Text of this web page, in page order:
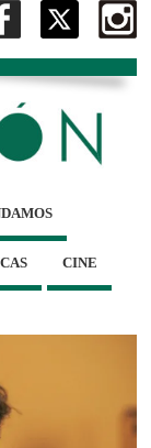
CINE